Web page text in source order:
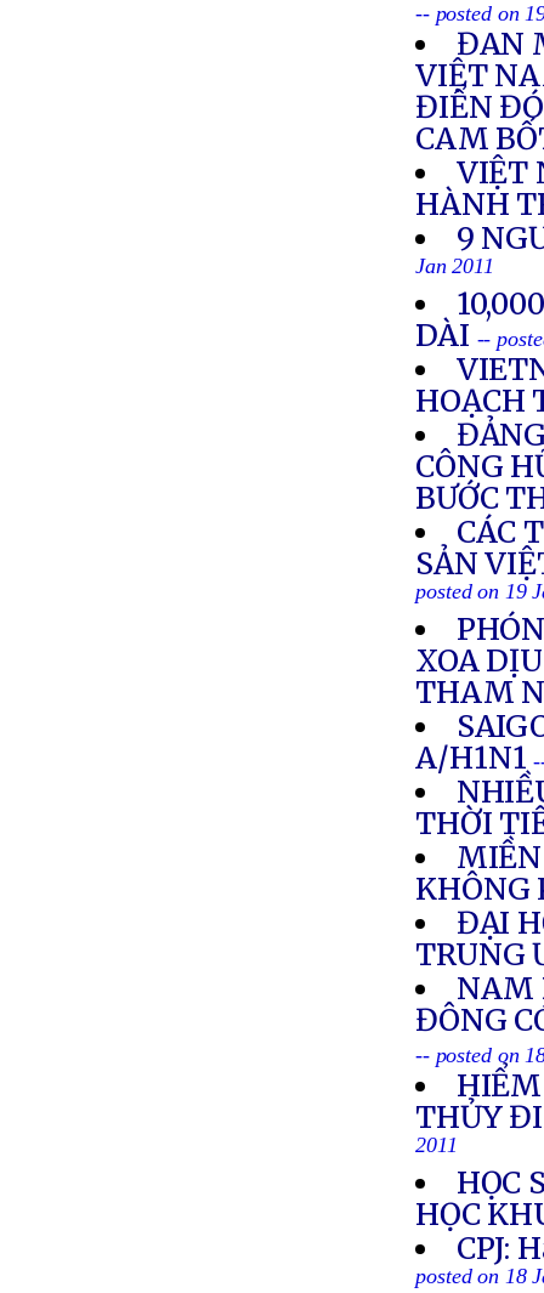
-- posted on
ĐAN
VIỆT
ĐIỂN
CAM
VIỆT
HÀNH
9
Jan 2011
DÀI --
HOẠCH
CÔNG
BƯỚC
CÁC
SẢN
posted on 19
XOA
THAM
A/H1N1
THỜI
ĐẠI
TRUNG
NAM
ĐÔNG
-- posted on
THỦY
2011
HỌC
HỌC
CPJ:
posted on 18